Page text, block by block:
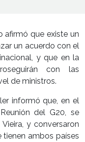
afirmó que existe un
un acuerdo con el
y que en la
con las
de ministros.
informó que, en el
del G20, se
y conversaron
ambos países